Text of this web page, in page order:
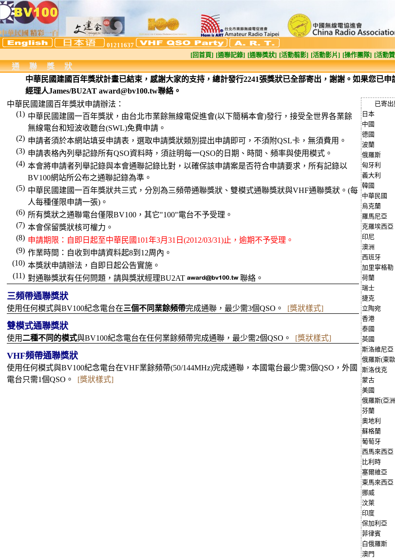
01211637
[回首頁] [通聯記錄] [通聯獎狀] [活動翦影] [活動影片] [操作團隊] [活動
通聯獎狀
中華民國建國百年獎狀計畫已結束，感謝大家的支持，總計發行2241張獎狀已全部寄出，謝謝。如果您已
經理人James/BU2AT award@bv100.tw聯絡。
中華民國建國百年獎狀申請辦法：
(1) 中華民國建國一百年獎狀，由台北市業餘無線電促進會(以下簡稱本會)發行，接受全世界各業餘
無線電台和短波收聽台(SWL)免費申請。
(2) 申請者須於本網站填妥申請表，選取申請獎狀類別提出申請即可，不須附QSL卡，無須費用。
(3) 申請表格內列舉記錄所有QSO資料時，須註明每一QSO的日期、時間、頻率與使用模式。
(4) 本會將申請者列舉記錄與本會通聯記錄比對，以確保該申請案是否符合申請要求，所有記錄以
BV100網站所公布之通聯記錄為準。
(5) 中華民國建國一百年獎狀共三式，分別為三頻帶通聯獎狀、雙模式通聯獎狀與VHF通聯獎狀。(每
人每種僅限申請一張)。
(6) 所有獎狀之通聯電台僅限BV100，其它"100"電台不予受理。
(7) 本會保留獎狀核可權力。
(8) 申請期限：自即日起至中華民國101年3月31日(2012/03/31)止，逾期不予受理。
(9) 作業時間：自收到申請資料起8到12周內。
(10) 本獎狀申請辦法，自即日起公告實施。
(11) 對通聯獎狀有任何問題，請與獎狀經理BU2AT 聯絡。
三頻帶通聯獎狀
使用任何模式與BV100紀念電台在三個不同業餘頻帶完成通聯，最少需3個QSO。 [獎狀樣式]
雙模式通聯獎狀
使用 二種不同的模式與BV100紀念電台在任何業餘頻帶完成通聯，最少需2個QSO。 [獎狀樣式]
VHF頻帶通聯獎狀
使用任何模式與BV100紀念電台在VHF業餘頻帶(50/144MHz)完成通聯，本國電台最少需3個QSO，外國
電台只需1個QSO。 [獎狀樣式]
已寄出
日本
中國
德國
波蘭
俄羅斯
匈牙利
義大利
韓國
中華民國
烏克蘭
羅馬尼亞
克羅埃西亞
印尼
澳洲
西班牙
加里寧格勒
荷蘭
瑞士
捷克
立陶宛
香港
泰國
英國
斯洛維尼亞
俄羅斯(東
斯洛伐克
蒙古
美國
俄羅斯(亞
芬蘭
奧地利
蘇格蘭
葡萄牙
西馬來西亞
比利時
塞爾維亞
東馬來西亞
挪威
汶萊
印度
保加利亞
菲律賓
白俄羅斯
澳門